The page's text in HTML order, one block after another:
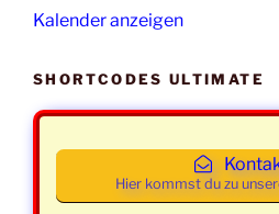
Mittwoch
04. März
2026
Mittwoch
11. März
2026
Kalender anzeigen
SHORTCODES ULTIMATE
Hier kommst du zu